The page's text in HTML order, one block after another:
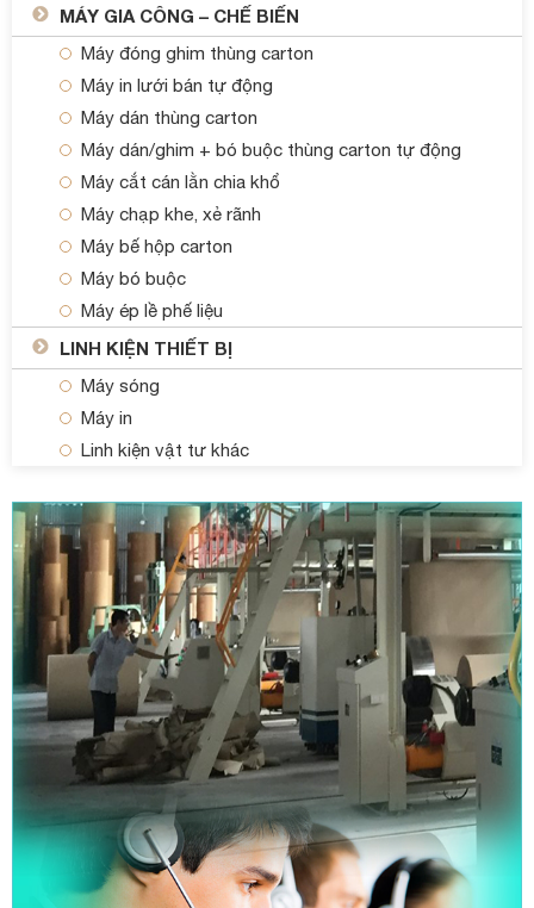
MÁY GIA CÔNG – CHẾ BIẾN
Máy đóng ghim thùng carton
Máy in lưới bán tự động
Máy dán thùng carton
Máy dán/ghim + bó buộc thùng carton tự động
Máy cắt cán lằn chia khổ
Máy chạp khe, xẻ rãnh
Máy bế hộp carton
Máy bó buộc
Máy ép lề phế liệu
LINH KIỆN THIẾT BỊ
Máy sóng
Máy in
Linh kiện vật tư khác